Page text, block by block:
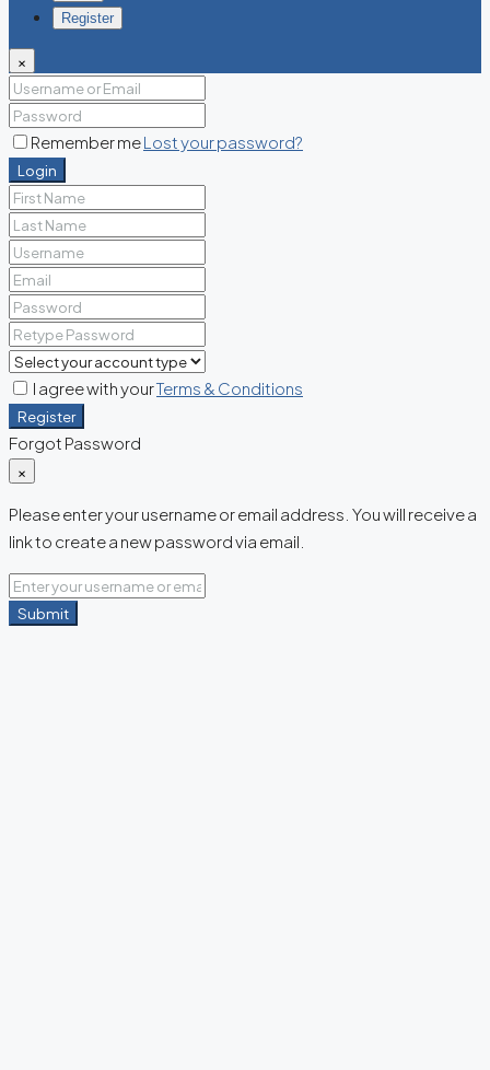
Register
×
Remember meLost your password?
Login
I agree with yourTerms & Conditions
Register
Forgot Password
×
Please enter your username or email address. You will receive a
link to create a new password via email.
Submit